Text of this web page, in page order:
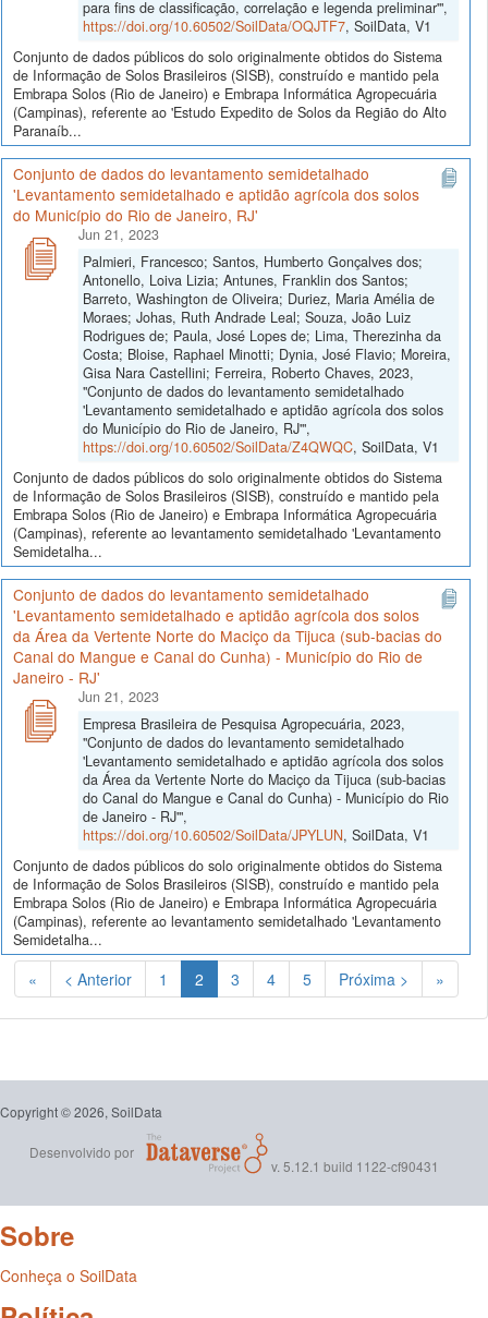
para fins de classificação, correlação e legenda preliminar'",
https://doi.org/10.60502/SoilData/OQJTF7, SoilData, V1
Conjunto de dados públicos do solo originalmente obtidos do Sistema
de Informação de Solos Brasileiros (SISB), construído e mantido pela
Embrapa Solos (Rio de Janeiro) e Embrapa Informática Agropecuária
(Campinas), referente ao 'Estudo Expedito de Solos da Região do Alto
Paranaíb...
Conjunto de dados do levantamento semidetalhado
'Levantamento semidetalhado e aptidão agrícola dos solos
do Município do Rio de Janeiro, RJ'
Jun 21, 2023
Palmieri, Francesco; Santos, Humberto Gonçalves dos;
Antonello, Loiva Lizia; Antunes, Franklin dos Santos;
Barreto, Washington de Oliveira; Duriez, Maria Amélia de
Moraes; Johas, Ruth Andrade Leal; Souza, João Luiz
Rodrigues de; Paula, José Lopes de; Lima, Therezinha da
Costa; Bloise, Raphael Minotti; Dynia, José Flavio; Moreira,
Gisa Nara Castellini; Ferreira, Roberto Chaves, 2023,
"Conjunto de dados do levantamento semidetalhado
'Levantamento semidetalhado e aptidão agrícola dos solos
do Município do Rio de Janeiro, RJ'",
https://doi.org/10.60502/SoilData/Z4QWQC, SoilData, V1
Conjunto de dados públicos do solo originalmente obtidos do Sistema
de Informação de Solos Brasileiros (SISB), construído e mantido pela
Embrapa Solos (Rio de Janeiro) e Embrapa Informática Agropecuária
(Campinas), referente ao levantamento semidetalhado 'Levantamento
Semidetalha...
Conjunto de dados do levantamento semidetalhado
'Levantamento semidetalhado e aptidão agrícola dos solos
da Área da Vertente Norte do Maciço da Tijuca (sub-bacias do
Canal do Mangue e Canal do Cunha) - Município do Rio de
Janeiro - RJ'
Jun 21, 2023
Empresa Brasileira de Pesquisa Agropecuária, 2023,
"Conjunto de dados do levantamento semidetalhado
'Levantamento semidetalhado e aptidão agrícola dos solos
da Área da Vertente Norte do Maciço da Tijuca (sub-bacias
do Canal do Mangue e Canal do Cunha) - Município do Rio
de Janeiro - RJ'",
https://doi.org/10.60502/SoilData/JPYLUN, SoilData, V1
Conjunto de dados públicos do solo originalmente obtidos do Sistema
de Informação de Solos Brasileiros (SISB), construído e mantido pela
Embrapa Solos (Rio de Janeiro) e Embrapa Informática Agropecuária
(Campinas), referente ao levantamento semidetalhado 'Levantamento
Semidetalha...
« < Anterior 1 2(Atual)
3 4 5 Próxima > »
Copyright © 2026, SoilData
Desenvolvido por
v. 5.12.1 build 1122-cf90431
Sobre
Conheça o SoilData